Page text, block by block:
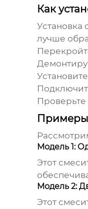
Как
Установка
лучше
Проверьте
Примеры
Модель 1:
Этот
Модель 2:
Этот